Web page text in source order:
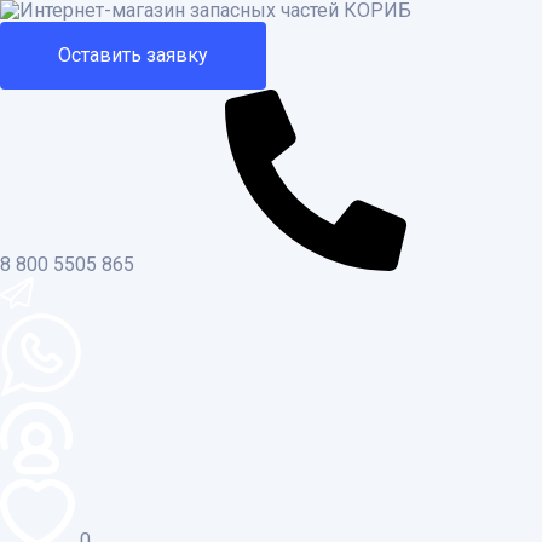
Оставить заявку
8 800 5505 865